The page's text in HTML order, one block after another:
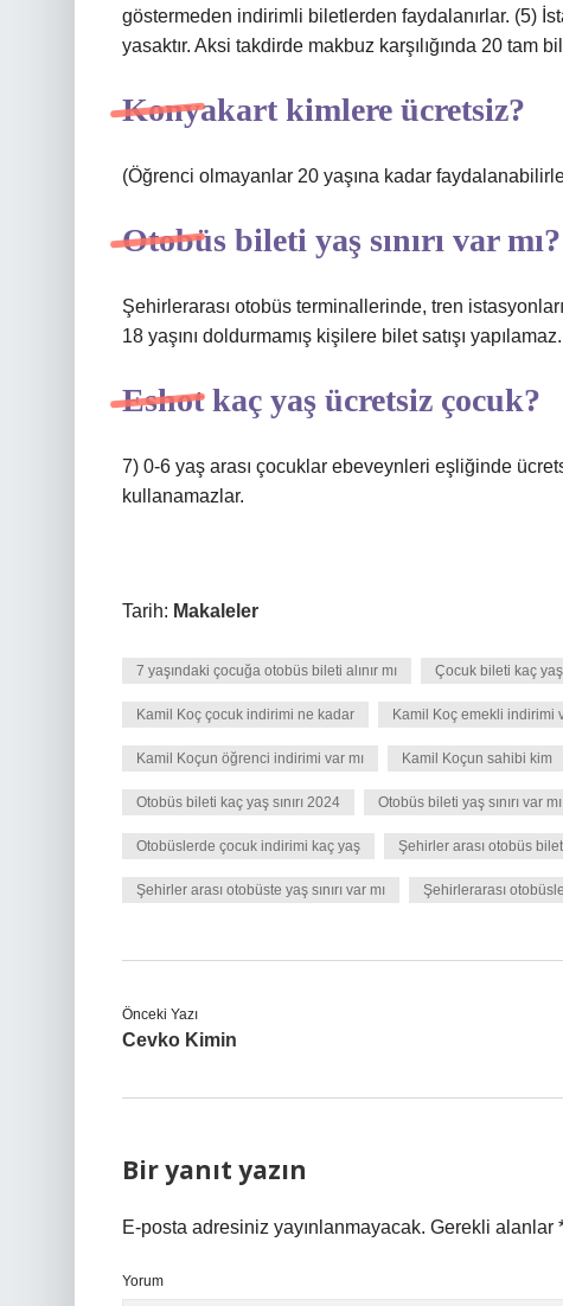
göstermeden indirimli biletlerden faydalanırlar. (5)
yasaktır. Aksi takdirde makbuz karşılığında 20 tam
Konyakart kimlere ücretsiz?
(Öğrenci olmayanlar 20 yaşına kadar
Otobüs bileti yaş sınırı var mı?
Şehirlerarası otobüs terminallerinde, tren
18 yaşını doldurmamış kişilere bilet satışı yapılamaz.
Eshot kaç yaş ücretsiz çocuk?
7) 0-6 yaş arası çocuklar ebeveynleri eşliğinde
kullanamazlar.
Tarih: Makaleler
7 yaşındaki çocuğa otobüs bileti alınır mı Çocuk bileti kaç yaş
Kamil Koç çocuk indirimi ne kadar Kamil Koç emekli indirimi
Kamil Koçun öğrenci indirimi var mı Kamil Koçun sahibi kim
Otobüs bileti kaç yaş sınırı 2024 Otobüs bileti yaş sınırı var mı
Otobüslerde çocuk indirimi kaç yaş Şehirler arası otobüs
Şehirler arası otobüste yaş sınırı var mı Şehirlerarası
Önceki Yazı
Cevko Kimin
Bir yanıt yazın
E-posta adresiniz yayınlanmayacak. Gerekli alanlar
Yorum